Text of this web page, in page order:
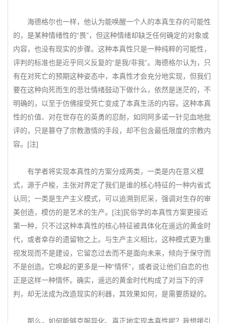
海德格尔也一样，他认为能唤醒一个人的本真生存的可能性
的，是某种情绪性的“畏”，但这种情绪却缺乏任何确定的对象或
内容，也没有现实的步骤。这种本真性只是一种纯粹的可能性，
评判的标准也是近乎同义反复的“是我/非我”。海德格尔认为，只
有在对死亡的预期这种姿态中，本真性才会充分地实现，但我们
要在这种向死而生的悲壮情绪鼓动下做什么，依然是迷茫的，不
明确的，以至于仿佛接受死亡变成了本真生活的内容。这种本真
性的价值、对在世存在的英勇的忍耐，如同阿多诺一针见血地批
评的，只是篡夺了宗教激情的手段，却不包含最低限度的宗教内
容。[注]
有学者将实现本真性的方案分成两类，一类是内在意义模
式，源于卢梭，主张对界定了我们是谁的核心特征的一种内省式
认同；一类是生产主义模式，可以追溯到尼采，强调对生存的审
美创造，模仿的是艺术的生产。[注]民俗学的本真性方案更接近
第一种，只不过这种本真性的核心特征被具体化在遥远的黄金时
代，或者幸存的遗留物之上。与生产主义相比，这种模式更为重
视发现而不是建设，它留恋过去而不是面向未来，倾向于保守而
不是创造。它唤起的更多是一种“情怀”，或者说让他们自恋的也
正是这样一种情怀。确实，遥远的黄金时代构成了对当下的评
判，却无法成为改造现实的利器，其效果如何，是需要质疑的。
那么，如何能够克服异化、真正地实现本真性呢？我想援引